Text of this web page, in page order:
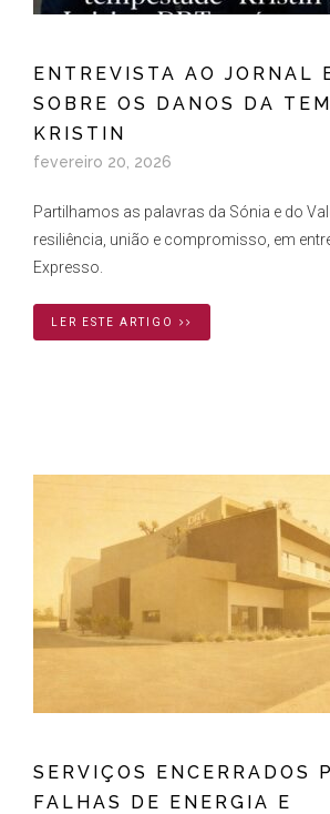
ENTREVISTA AO JORNAL
SOBRE OS DANOS DA
KRISTIN
fevereiro 20, 2026
Partilhamos as palavras da Sónia e do
resiliência, união e compromisso, em
Expresso.
LER ESTE ARTIGO
SERVIÇOS ENCERRADOS
FALHAS DE ENERGIA E